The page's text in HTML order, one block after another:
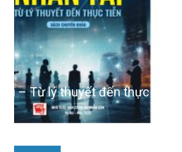
GIỚI THIỆU SÁCH
Cuốn sách “Tuyệt đối trung
với Đảng, Nhà nước và
cách người Công an cách
06/02/2025